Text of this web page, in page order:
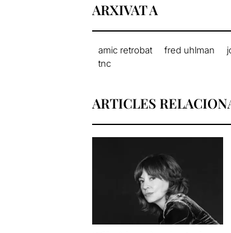
ARXIVAT A
amic retrobat fred uhlman
tnc
ARTICLES